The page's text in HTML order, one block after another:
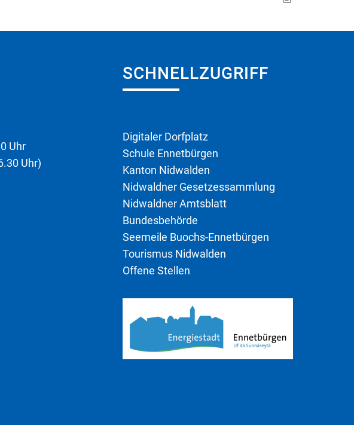
Uhr
Uhr)
SCHNELLZUGRIFF
Digitaler Dorfplatz
Schule Ennetbürgen
Kanton Nidwalden
Nidwaldner Gesetzessammlung
Nidwaldner Amtsblatt
Bundesbehörde
Seemeile Buochs-Ennetbürgen
Tourismus Nidwalden
Offene Stellen